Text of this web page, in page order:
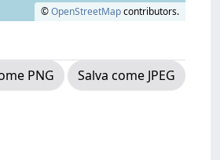
©OpenStreetMapcontributors.
PNG Salva come JPEG